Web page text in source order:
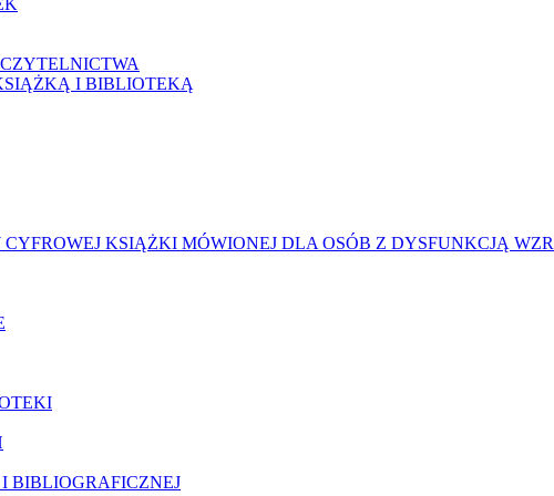
I BIBLIOTEKĄ
KSIĄŻKI MÓWIONEJ DLA OSÓB Z DYSFUNKCJĄ
BIBLIOGRAFICZNEJ